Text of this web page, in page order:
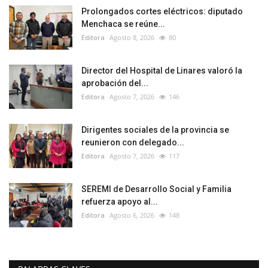
Prolongados cortes eléctricos: diputado
Menchaca se reúne...
Editora Agosto 8, 2026 80
Director del Hospital de Linares valoró la
aprobación del...
Editora Agosto 7, 2026 146
Dirigentes sociales de la provincia se
reunieron con delegado...
Editora Agosto 7, 2026 117
SEREMI de Desarrollo Social y Familia
refuerza apoyo al...
Editora Agosto 6, 2026 148